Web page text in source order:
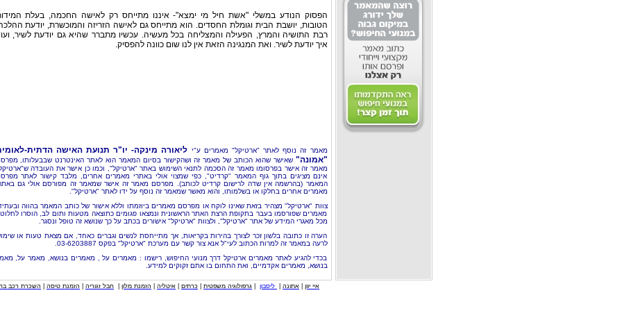
הפסוק הנודע במשלי "אשת חיל מי ימצא"- איננו מתייחס רק לאישה החכמה, בעלת
הטובות, יושבת הבית וגומלת החסדים. הוא מתייחס גם לאישה הזריזה והמוכשרת, יודעת
רבת התושיה והמרץ, הפעילה והמצליחה בכל מעשיה. עכשיו מתברר שהיא גם יודעת לשיר,
איך יודעת לשיר. ואת המנגינה הזאת אין לנו שום כוונה להפסיק.
מאמר זה נוסף לאתר "ארטיקל" מאמרים ע"י ליאורה מינקה- יו"ר תנועת האישה הדתית-
"אמונה" שאישר שהוא הכותב של מאמר זה ושהקישור בסיום המאמר הוא לאתר האינטרנט שבבעלותו,
מאמר זה אישר בפרסומו מאמר זה הסכמה לתנאי השימוש באתר "ארטיקל", וכמו כן אישר את העובדה
אינם מציגים בתוך גוף המאמר "קרדיט", כפי שמצוי אולי באתרי מאמרים אחרים, מלבד קישור לאתר
המאמר (בהרשמה אין שדה לרישום קרדיט לכותב). מפרסם מאמר זה אישר שמאמר זה מפורסם אולי גם
מאמרים אחרים בחלקו או בשלמותו, והוא מאשר שמאמר זה נוסף על ידו לאתר "ארטיקל".
צוות "ארטיקל" מצהיר בזאת שאינו לוקח או מפרסם מאמרים ביוזמתו וללא אישור של כותב המאמר בהווה
מאמרים שפורסמו בעבר בתקופת הרצת האתר הראשונית ונמצאו פגומים כתוצאה מטעות ותום לב, הוסרו
מכל מאגרי המידע של אתר "ארטיקל", ולצוות "ארטיקל" אישורים בכתב על כך שנושא זה טופל ונסגר.
הערה זו כתובה בלשון זכר לצורך בהירות בקריאות, אך מתייחסת לנשים וגברים כאחד, אם מצאת טעות או
לרעה במאמר זה למרות הכתוב לעי"ל אנא צור קשר עם מערכת "ארטיקל" בפקס 03-6203887.
בכדי להגיע לאתר מאמרים ארטיקל דרך מנועי החיפוש, רישמו : מאמרים על , מאמרים בנושא, מאמר על,
בנושא, מאמרים אקדמיים, ואת התחום בו אתם זקוקים למידע.
איי יוון אתונה ליסבון גרפולוגיה משפטית כרתים איטליה הזמנת מלון חבל זגוריה הזמנת טיסה השכרת רכב